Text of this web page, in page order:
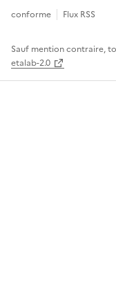
conforme
Flux RSS
Sauf mention contraire,
etalab-2.0